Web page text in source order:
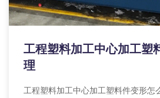
工程塑料加工中心加工塑
理
工程塑料加工中心加工塑料件变形怎